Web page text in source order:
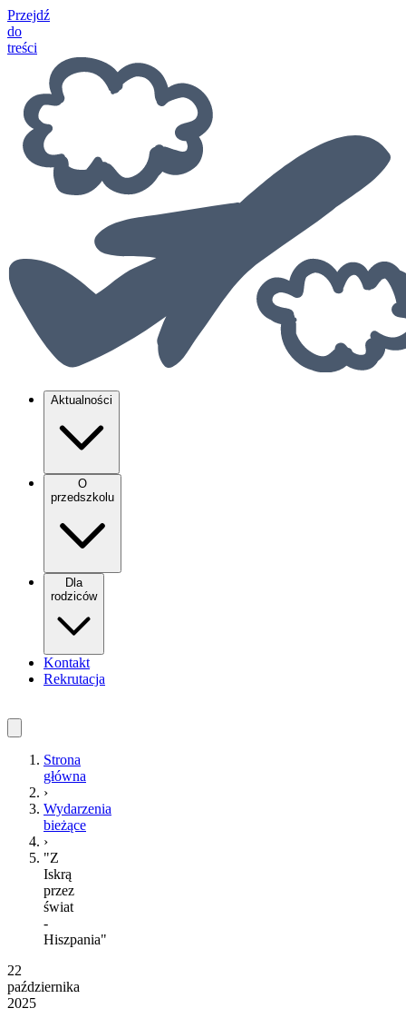
Przejdź
do
treści
Aktualności
O
przedszkolu
Dla
rodziców
Kontakt
Rekrutacja
Strona
główna
›
Wydarzenia
bieżące
›
"Z
Iskrą
przez
świat
-
Hiszpania"
22
października
2025